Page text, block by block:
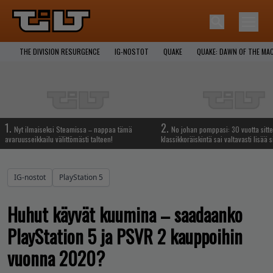
THE DIVISION RESURGENCE IG-NOSTOT QUAKE QUAKE: DAWN OF THE
1. Nyt ilmaiseksi Steamissa – nappaa tämä
avaruusseikkailu välittömästi talteen!
2. No johan pomppasi: 30 vuotta
klassikkoräiskintä sai valtavasti lisää
IG-nostot PlayStation 5
Huhut käyvät kuumina – saadaanko
PlayStation 5 ja PSVR 2 kauppoihin
vuonna 2020?